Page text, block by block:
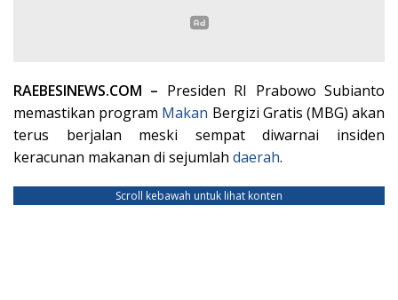
RAEBESINEWS.COM – Presiden RI Prabowo Subianto
memastikan program Makan Bergizi Gratis (MBG) akan
terus berjalan meski sempat diwarnai insiden
keracunan makanan di sejumlah daerah.
Scroll kebawah untuk lihat konten